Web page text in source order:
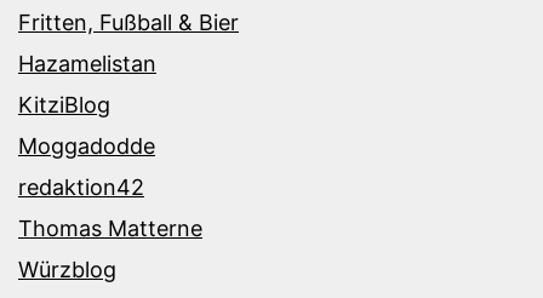
Fritten, Fußball & Bier
Hazamelistan
KitziBlog
Moggadodde
redaktion42
Thomas Matterne
Würzblog